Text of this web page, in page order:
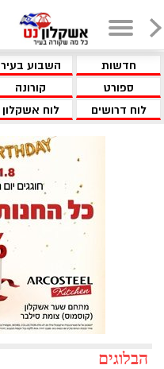
חדשות השבוע בעיר
ספורט
קורונה
לוח דרושים
לוח אשקלון
הבלוגים